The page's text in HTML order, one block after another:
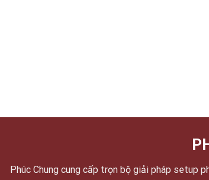
Phúc Chung cung cấp trọn bộ giải pháp setup